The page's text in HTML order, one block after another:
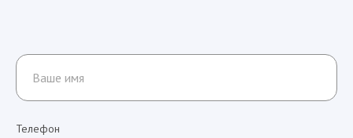
Телефон